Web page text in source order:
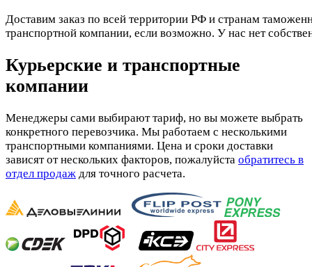
Доставим заказ по всей территории РФ и странам
транспортной компании, если возможно. У нас нет
Курьерские и транспортные
компании
Менеджеры сами выбирают тариф, но вы можете выбрать
конкретного перевозчика. Мы работаем с несколькими
транспортными компаниями. Цена и сроки доставки
зависят от нескольких факторов, пожалуйста обратитесь в
отдел продаж для точного расчета.